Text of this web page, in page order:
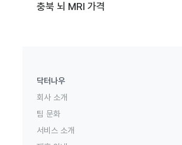
충북 뇌 MRI 가격
닥터나우
회사 소개
팀 문화
서비스 소개